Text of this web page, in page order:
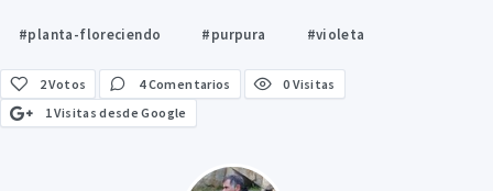
#planta-floreciendo #purpura #violeta
2Votos 4 Comentarios
0 Visitas
1 Visitas desde Google